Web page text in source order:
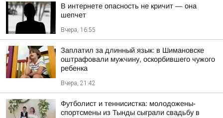
В интернете опасность не кричит — она
шепчет
Вчера, 16:55
Заплатил за длинный язык: в Шимановске
оштрафовали мужчину, оскорбившего чужого
ребенка
Вчера, 21:42
Футболист и теннисистка: молодожены-
спортсмены из Тынды сыграли свадьбу в